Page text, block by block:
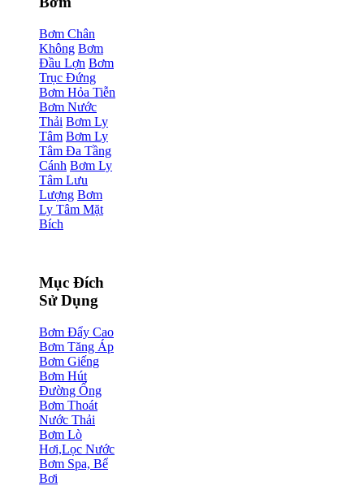
Bơm Chân
Không Bơm
Đầu Lợn Bơm
Trục Đứng
Bơm Hỏa Tiễn
Bơm Nước
Thải Bơm Ly
Tâm Bơm Ly
Tâm Đa Tầng
Cánh Bơm Ly
Tâm Lưu
Lượng Bơm
Ly Tâm Mặt
Bích
Mục Đích
Sử Dụng
Bơm Đẩy Cao
Bơm Tăng Áp
Bơm Giếng
Bơm Hút
Đường Ống
Bơm Thoát
Nước Thải
Bơm Lò
Hơi,Lọc Nước
Bơm Spa, Bể
Bơi